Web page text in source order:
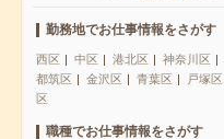
勤務地でお仕事情報をさがす
西区 中区 港北区 神奈川区
都筑区
金沢区 青葉区 戸塚区
区
職種でお仕事情報をさがす